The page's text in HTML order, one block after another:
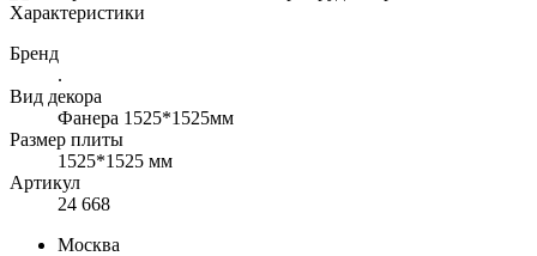
Характеристики
Бренд
.
Вид декора
Фанера 1525*1525мм
Размер плиты
1525*1525 мм
Артикул
24 668
Москва